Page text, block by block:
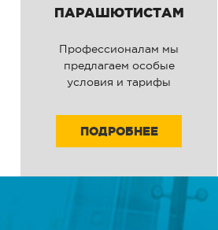
ПАРАШЮТИСТАМ
Профессионалам мы
предлагаем особые
условия и тарифы
ПОДРОБНЕЕ